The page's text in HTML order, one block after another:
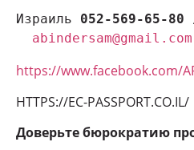
Израиль 052-569-65-80
abindersam@gmail.com
https://www.facebook.com/
HTTPS://EC-PASSPORT.CO.IL/
Доверьте бюрократию